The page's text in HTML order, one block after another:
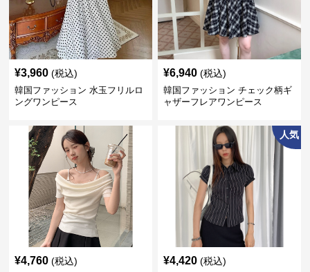
¥3,960 (税込)
韓国ファッション 水玉フリルロ
ングワンピース
¥6,940 (税込)
韓国ファッション チェック柄ギ
ャザーフレアワンピース
¥4,760 (税込)
人気
¥4,420 (税込)